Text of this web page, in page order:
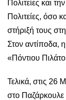
Πολιτείες και
Πολιτείες, όσο
στήριξή τους
Στον αντίποδα,
«Πόντιου
Τελικά, στις 26
στο